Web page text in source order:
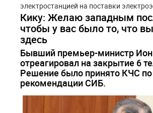
электростанцией на поставки
Кику: Желаю западным
чтобы у вас было то, что
здесь
Бывший премьер-министр
отреагировал на закрытие 6
Решение было принято КЧС по
рекомендации СИБ.